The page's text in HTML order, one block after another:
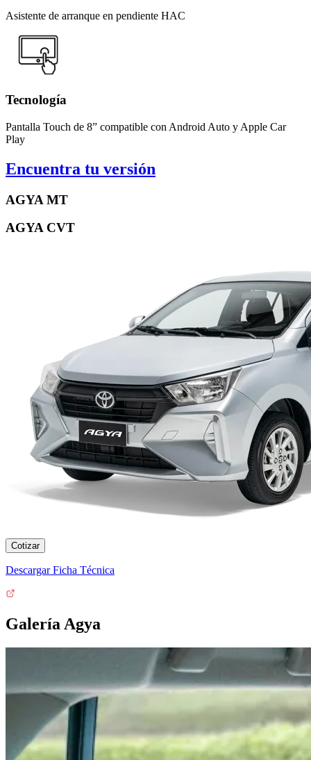
Asistente de arranque en pendiente HAC
Tecnología
Pantalla Touch de 8” compatible con Android Auto y Apple Car
Play
Encuentra tu versión
AGYA MT
AGYA CVT
Cotizar
Descargar Ficha Técnica
Galería Agya